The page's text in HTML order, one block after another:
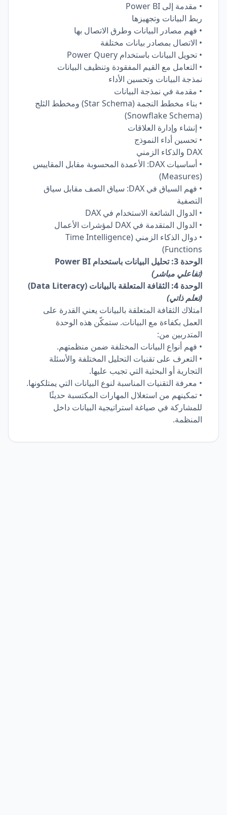
• مقدمة إلى Power BI
ربط البيانات وتجهيزها
• فهم مصادر البيانات وطرق الاتصال بها
• الاتصال بمصادر بيانات مختلفة
• تحويل البيانات باستخدام Power Query
• التعامل مع القيم المفقودة وتنظيف البيانات
نمذجة البيانات وتحسين الأداء
• مقدمة في نمذجة البيانات
• بناء مخطط النجمة (Star Schema) ومخطط الثلج
(Snowflake Schema)
• إنشاء وإدارة العلاقات
• تحسين أداء النموذج
DAX والذكاء الزمني
• أساسيات DAX: الأعمدة المحسوبة مقابل المقاييس
(Measures)
• فهم السياق في DAX: سياق الصف مقابل سياق
التصفية
• الدوال الشائعة الاستخدام في DAX
• الدوال المتقدمة في DAX لمؤشرات الأعمال
• دوال الذكاء الزمني (Time Intelligence
Functions)
الوحدة 3: تحليل البيانات باستخدام Power BI
(تفاعلي مباشر)
الوحدة 4: الثقافة المتعلقة بالبيانات (Data Literacy)
(تعلم ذاتي)
امتلاك الثقافة المتعلقة بالبيانات يعني القدرة على
العمل بكفاءة مع البيانات. ستمكّن هذه الوحدة
المتدربين من:
• فهم أنواع البيانات المختلفة ضمن منظمتهم.
• التعرف على تقنيات التحليل المختلفة والأسئلة
التجارية أو البحثية التي تجيب عليها.
• معرفة التقنيات المناسبة لنوع البيانات التي يمتلكونها.
• تمكينهم من استغلال المهارات المكتسبة حديثًا
للمشاركة في صياغة استراتيجية البيانات داخل
المنظمة.